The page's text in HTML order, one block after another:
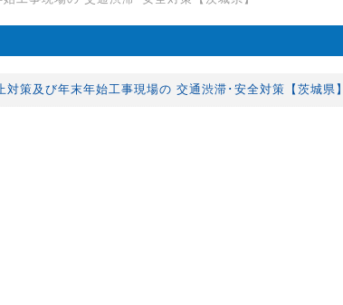
対策及び年末年始工事現場の 交通渋滞･安全対策【茨城県】